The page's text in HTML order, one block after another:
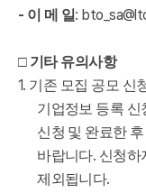
- 이 메 일:
□ 기타 유의사항
1. 기존 모집 공모 신
기업정보 등록 신
신청 및 완료한 후
바랍니다. 신청하
제외됩니다.